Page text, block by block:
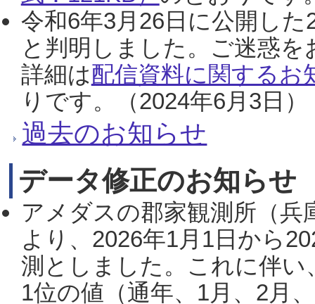
令和6年3月26日に公開し
と判明しました。ご迷惑
詳細は配信資料に関するお
りです。（2024年6月3日）
過去のお知らせ
データ修正のお知らせ
アメダスの郡家観測所（
より、2026年1月1日から
測としました。これに伴い
1位の値（通年、1月、2月